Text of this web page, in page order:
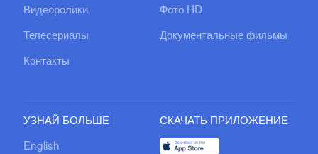
Видеоролики
Фото HD
Телесериалы
Документальные фильмы
Контакты
УЗНАЙ БОЛЬШЕ
English
СКАЧАТЬ ПРИЛОЖЕНИЕ